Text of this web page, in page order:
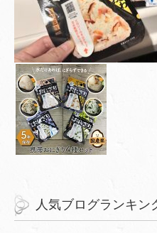
人気ブログランキン